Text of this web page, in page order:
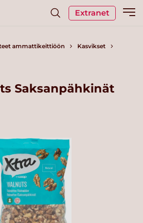
Extranet
ammattikeittiöön
Kasvikset
Saksanpähkinät